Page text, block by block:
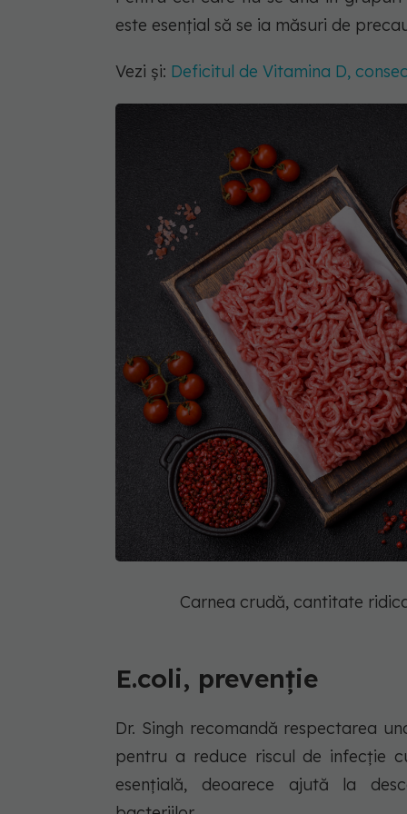
este esențial să se ia măsuri de
Vezi și: Deficitul de Vitamina D,
Carnea crudă, cantitate
E.coli, prevenție
Dr. Singh recomandă respectarea
pentru a reduce riscul de infecție
esențială, deoarece ajută la